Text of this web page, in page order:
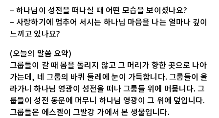
– 하나님이 성전을 떠나실 때 어떤 모습을 보이셨나요?
– 사랑하기에 멈추어 서시는 하나님 마음을 나는 얼마나 깊이
느끼고 있나요?
(오늘의 말씀 요약)
그룹들이 갈 때 몸을 돌리지 않고 그 머리가 향한 곳으로 나아
가는데, 네 그룹의 바퀴 둘레에 눈이 가득합니다. 그룹들이 올
라가니 하나님 영광이 성전을 떠나 그룹들 위에 머뭅니다. 그
룹들이 성전 동문에 머무니 하나님 영광이 그 위에 덮입니다.
그룹들은 에스겔이 그발강 가에서 본 생물입니다.